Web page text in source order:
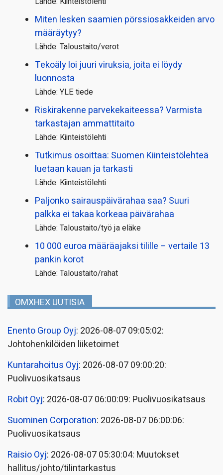
Miten lesken saamien pörssi­osakkeiden arvo
määräytyy?
Lähde: Taloustaito/verot
Tekoäly loi juuri viruksia, joita ei löydy
luonnosta
Lähde: YLE tiede
Riskirakenne parvekekaiteessa? Varmista
tarkastajan ammattitaito
Lähde: Kiinteistölehti
Tutkimus osoittaa: Suomen Kiinteistölehteä
luetaan kauan ja tarkasti
Lähde: Kiinteistölehti
Paljonko sairauspäivä­rahaa saa? Suuri
palkka ei takaa korkeaa päivärahaa
Lähde: Taloustaito/työ ja eläke
10 000 euroa määräajaksi tilille – vertaile 13
pankin korot
Lähde: Taloustaito/rahat
OMXHEX UUTISIA
Enento Group Oyj: 2026-08-07 09:05:02:
Johtohenkilöiden liiketoimet
Kuntarahoitus Oyj: 2026-08-07 09:00:20:
Puolivuosikatsaus
Robit Oyj: 2026-08-07 06:00:09: Puolivuosikatsaus
Suominen Corporation: 2026-08-07 06:00:06:
Puolivuosikatsaus
Raisio Oyj: 2026-08-07 05:30:04: Muutokset
hallitus/johto/tilintarkastus